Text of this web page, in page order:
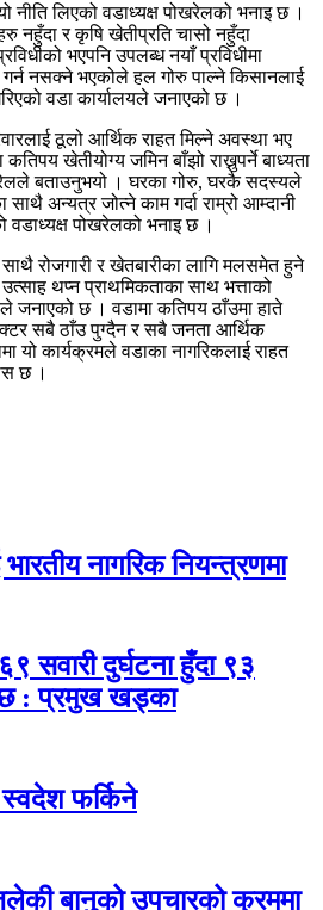
नीति लिएको वडाध्यक्ष पोखरेलको भनाइ छ ।
नहुँदा र कृषि खेतीप्रति चासो नहुँदा
भएपनि उपलब्ध नयाँ प्रविधीमा
गर्न नसक्ने भएकोले हल गोरु पाल्ने किसानलाई
वडा कार्यालयले जनाएको छ ।
ठूलो आर्थिक राहत मिल्ने अवस्था भए
खेतीयोग्य जमिन बाँझो राख्नुपर्ने बाध्यता
बताउनुभयो । घरका गोरु, घरकै सदस्यले
अन्यत्र जोत्ने काम गर्दा राम्रो आम्दानी
पोखरेलको भनाइ छ ।
रोजगारी र खेतबारीका लागि मलसमेत हुने
थप्न प्राथमिकताका साथ भत्ताको
जनाएको छ । वडामा कतिपय ठाँउमा हाते
सबै ठाँउ पुग्दैन र सबै जनता आर्थिक
यो कार्यक्रमले वडाका नागरिकलाई राहत
छ ।
नागरिक नियन्त्रणमा
सवारी दुर्घटना हुँदा ९३
छ : प्रमुख खड्का
फर्किने
बानुको उपचारको क्रममा